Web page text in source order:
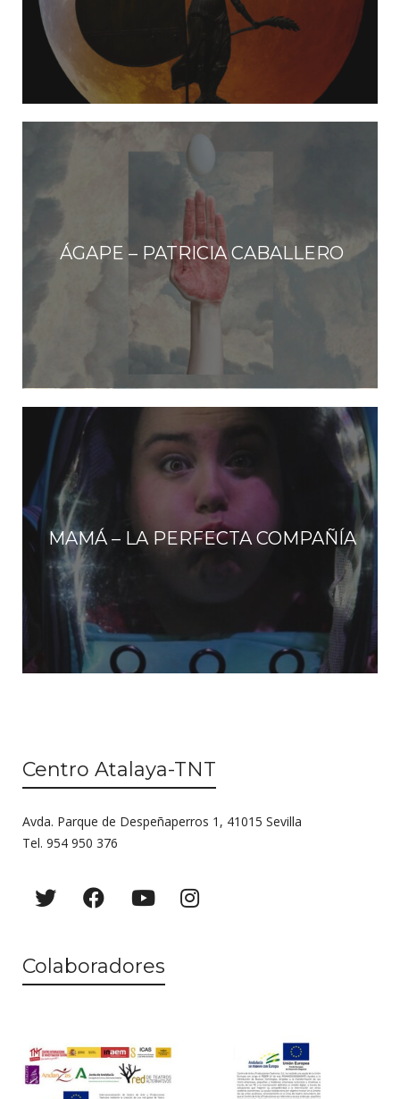
ÁGAPE – PATRICIA CABALLERO
MAMÁ – LA PERFECTA COMPAÑÍA
Centro Atalaya-TNT
Avda. Parque de Despeñaperros 1, 41015 Sevilla
Tel. 954 950 376
Colaboradores